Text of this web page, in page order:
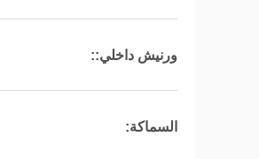
ورنيش داخلي::
السماكة: